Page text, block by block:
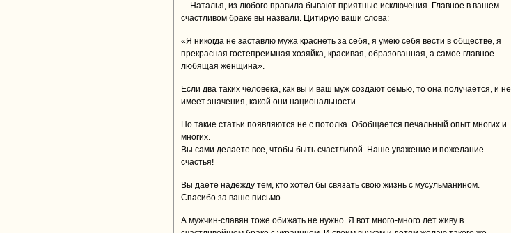
Наталья, из любого правила бывают приятные исключения. Главное в вашем
счастливом браке вы назвали. Цитирую ваши слова:
«Я никогда не заставлю мужа краснеть за себя, я умею себя вести в обществе, я
прекрасная гостепреимная хозяйка, красивая, образованная, а самое главное
любящая женщина».
Если два таких человека, как вы и ваш муж создают семью, то она получается, и не
имеет значения, какой они национальности.
Но такие статьи появляются не с потолка. Обобщается печальный опыт многих и
многих.
Вы сами делаете все, чтобы быть счастливой. Наше уважение и пожелание
счастья!
Вы даете надежду тем, кто хотел бы связать свою жизнь с мусульманином.
Спасибо за ваше письмо.
А мужчин-славян тоже обижать не нужно. Я вот много-много лет живу в